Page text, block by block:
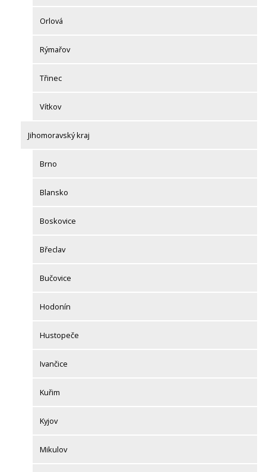
Orlová
Rýmařov
Třinec
Vítkov
Jihomoravský kraj
Brno
Blansko
Boskovice
Břeclav
Bučovice
Hodonín
Hustopeče
Ivančice
Kuřim
Kyjov
Mikulov